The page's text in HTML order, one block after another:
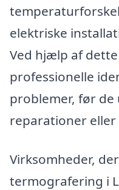
elektriske
Ved hjælp af
professionelle
problemer, før
reparationer eller
Virksomheder,
termografering i